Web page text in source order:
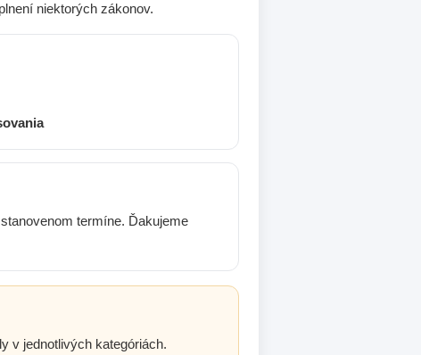
niektorých zákonov.
termíne. Ďakujeme
v jednotlivých kategóriách.